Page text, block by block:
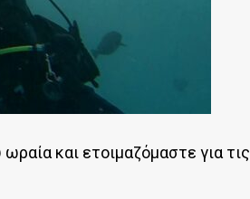
και ετοιμαζόμαστε για τις